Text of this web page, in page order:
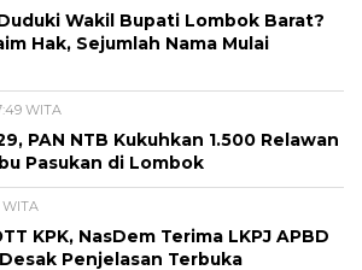
Wakil Bupati Lombok Barat?
Hak, Sejumlah Nama Mulai
WITA
PAN NTB Kukuhkan 1.500 Relawan
Pasukan di Lombok
WITA
KPK, NasDem Terima LKPJ APBD
Penjelasan Terbuka